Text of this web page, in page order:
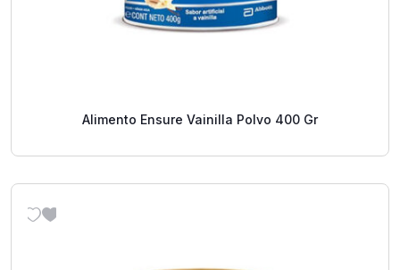
Alimento Ensure Vainilla Polvo 400 Gr